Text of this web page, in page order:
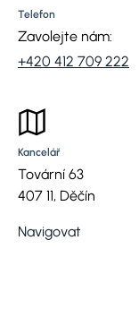
Telefon
Zavolejte nám:
+420 412 709 222
Kancelář
Tovární 63
407 11, Děčín
Navigovat